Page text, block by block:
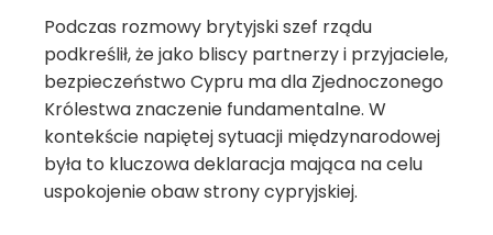
Podczas rozmowy brytyjski szef rządu
podkreślił, że jako bliscy partnerzy i przyjaciele,
bezpieczeństwo Cypru ma dla Zjednoczonego
Królestwa znaczenie fundamentalne. W
kontekście napiętej sytuacji międzynarodowej
była to kluczowa deklaracja mająca na celu
uspokojenie obaw strony cypryjskiej.